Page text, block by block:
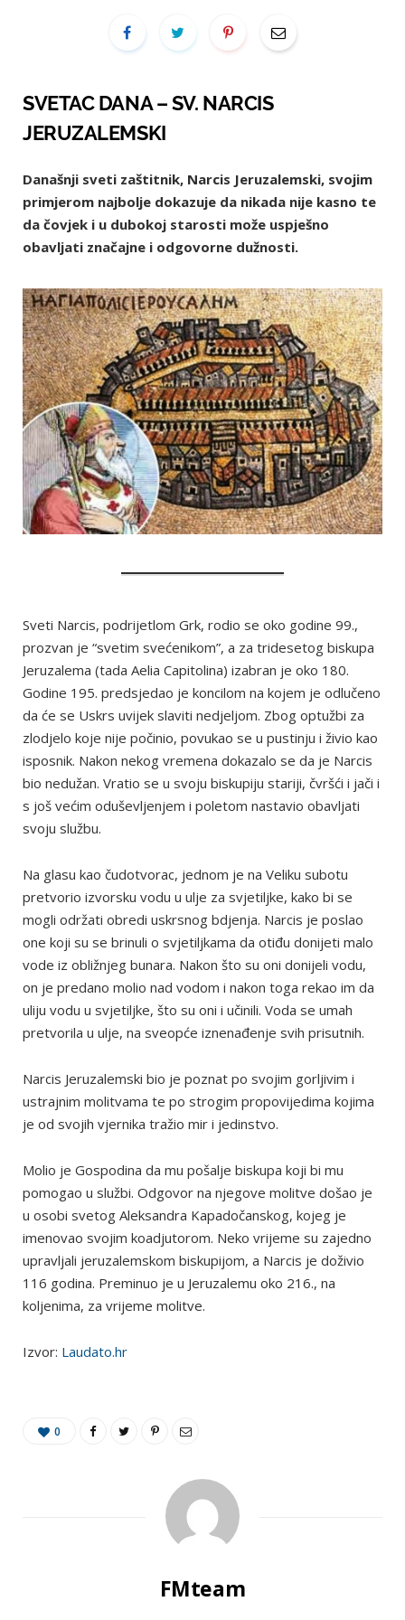
SVETAC DANA – SV. NARCIS
JERUZALEMSKI
Današnji sveti zaštitnik, Narcis Jeruzalemski, svojim
primjerom najbolje dokazuje da nikada nije kasno te
da čovjek i u dubokoj starosti može uspješno
obavljati značajne i odgovorne dužnosti.
Sveti Narcis, podrijetlom Grk, rodio se oko godine 99.,
prozvan je “svetim svećenikom”, a za tridesetog biskupa
Jeruzalema (tada Aelia Capitolina) izabran je oko 180.
Godine 195. predsjedao je koncilom na kojem je odlučeno
da će se Uskrs uvijek slaviti nedjeljom. Zbog optužbi za
zlodjelo koje nije počinio, povukao se u pustinju i živio kao
isposnik. Nakon nekog vremena dokazalo se da je Narcis
bio nedužan. Vratio se u svoju biskupiju stariji, čvršći i jači i
s još većim oduševljenjem i poletom nastavio obavljati
svoju službu.
Na glasu kao čudotvorac, jednom je na Veliku subotu
pretvorio izvorsku vodu u ulje za svjetiljke, kako bi se
mogli održati obredi uskrsnog bdjenja. Narcis je poslao
one koji su se brinuli o svjetiljkama da otiđu donijeti malo
vode iz obližnjeg bunara. Nakon što su oni donijeli vodu,
on je predano molio nad vodom i nakon toga rekao im da
uliju vodu u svjetiljke, što su oni i učinili. Voda se umah
pretvorila u ulje, na sveopće iznenađenje svih prisutnih.
Narcis Jeruzalemski bio je poznat po svojim gorljivim i
ustrajnim molitvama te po strogim propovijedima kojima
je od svojih vjernika tražio mir i jedinstvo.
Molio je Gospodina da mu pošalje biskupa koji bi mu
pomogao u službi. Odgovor na njegove molitve došao je
u osobi svetog Aleksandra Kapadočanskog, kojeg je
imenovao svojim koadjutorom. Neko vrijeme su zajedno
upravljali jeruzalemskom biskupijom, a Narcis je doživio
116 godina. Preminuo je u Jeruzalemu oko 216., na
koljenima, za vrijeme molitve.
Izvor: Laudato.hr
0
FMteam